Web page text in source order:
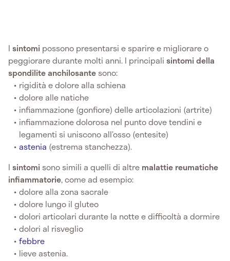
I sintomi possono presentarsi e sparire e migliorare o
peggiorare durante molti anni. I principali sintomi della
spondilite anchilosante sono:
rigidità e dolore alla schiena
dolore alle natiche
infiammazione (gonfiore) delle articolazioni (artrite)
infiammazione dolorosa nel punto dove tendini e
legamenti si uniscono all’osso (entesite)
astenia (estrema stanchezza).
I sintomi sono simili a quelli di altre malattie reumatiche
infiammatorie,come ad esempio:
dolore alla zona sacrale
dolore lungo il gluteo
dolori articolari durante la notte e difficoltà a dormire
dolori al risveglio
febbre
lieve astenia.